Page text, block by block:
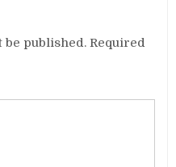
be published. Required